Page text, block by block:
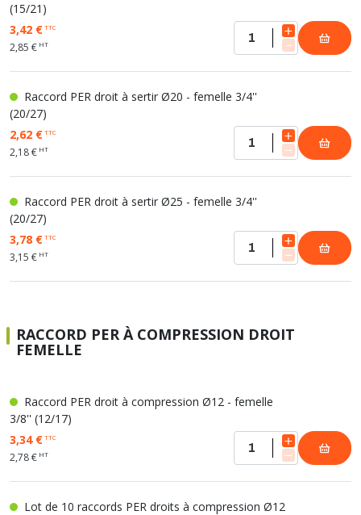
(15/21)
3,42 €TTC
2,85 € HT
Raccord PER droit à sertir Ø20 - femelle 3/4''
(20/27)
2,62 €TTC
2,18 € HT
Raccord PER droit à sertir Ø25 - femelle 3/4''
(20/27)
3,78 €TTC
3,15 € HT
RACCORD PER À COMPRESSION DROIT
FEMELLE
Raccord PER droit à compression Ø12 - femelle
3/8'' (12/17)
3,34 €TTC
2,78 € HT
Lot de 10 raccords PER droits à compression Ø12